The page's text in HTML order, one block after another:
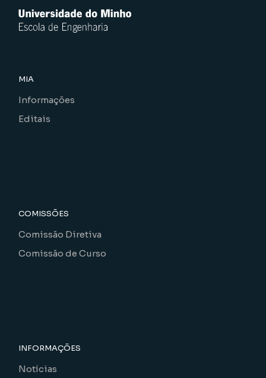
MIA
Informações
Editais
COMISSÕES
Comissão Diretiva
Comissão de Curso
INFORMAÇÕES
Notícias